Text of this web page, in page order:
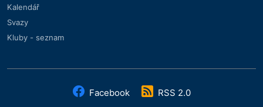
Kalendář
Svazy
Kluby - seznam
Facebook RSS 2.0